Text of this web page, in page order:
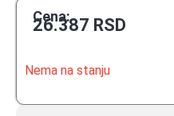
Cena:
26.387 RSD
Nema na stanju